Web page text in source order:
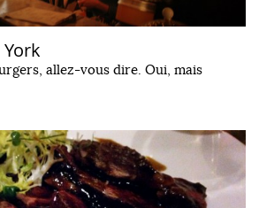
York
allez-vous dire. Oui, mais